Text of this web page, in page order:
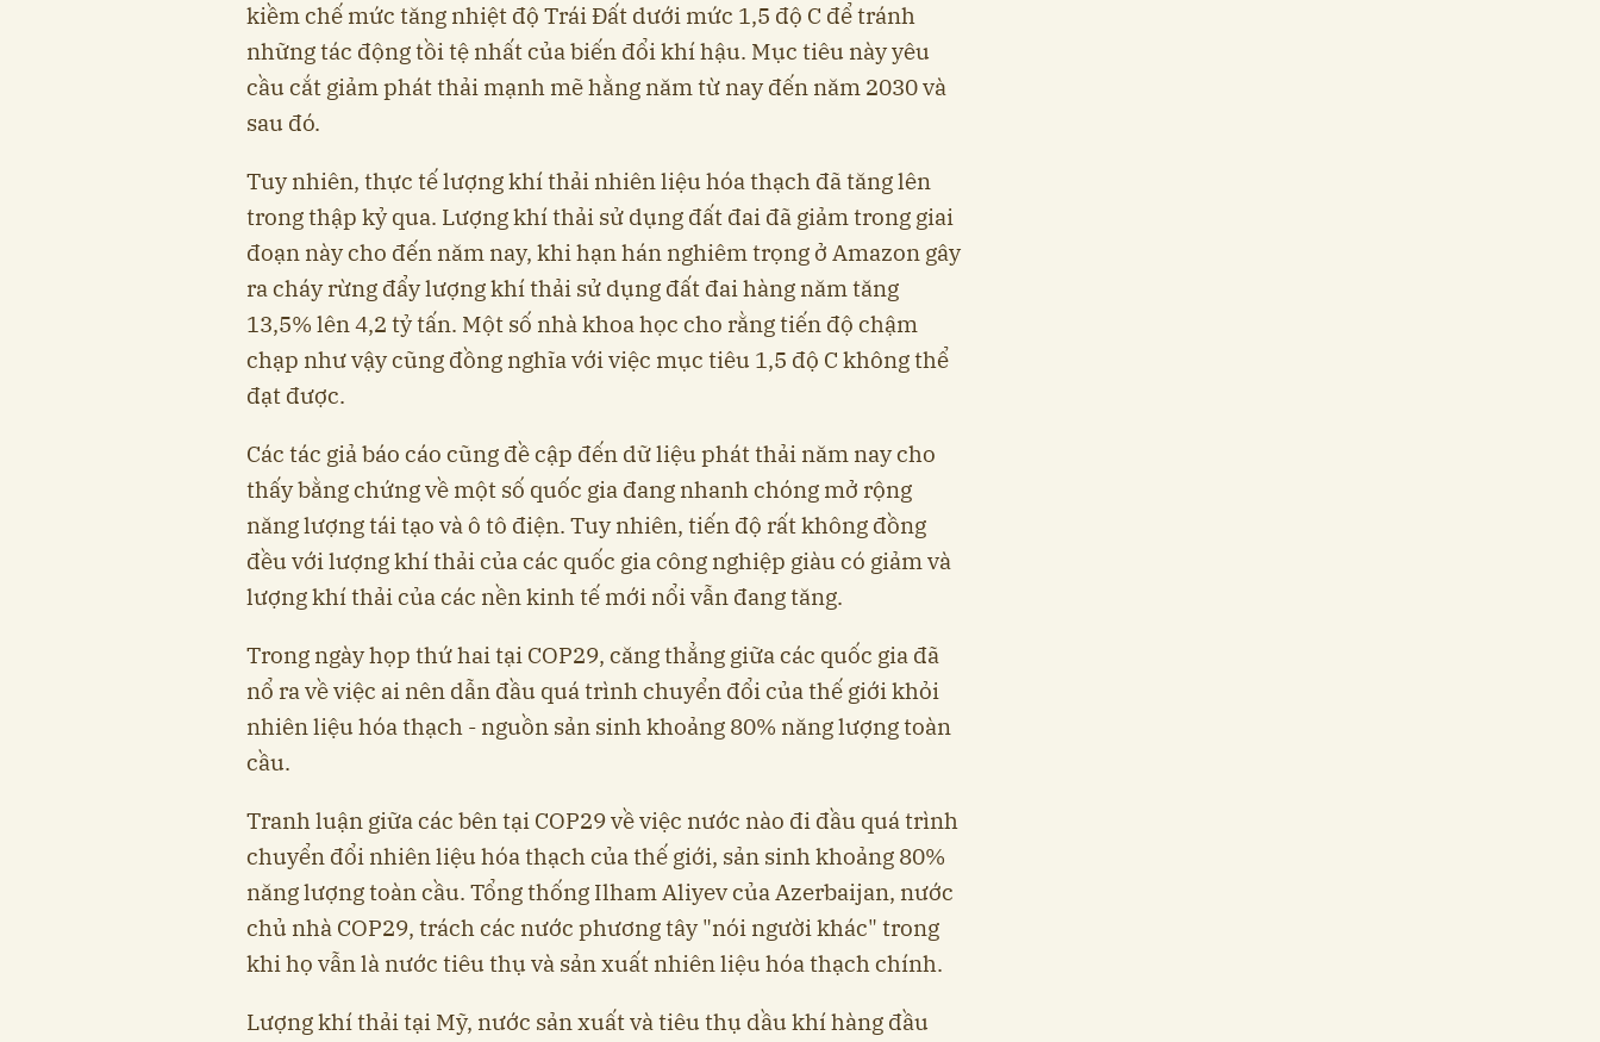
kiềm chế mức tăng nhiệt độ Trái Đất dưới mức 1,5 độ C để tránh
những tác động tồi tệ nhất của biến đổi khí hậu. Mục tiêu này yêu
cầu cắt giảm phát thải mạnh mẽ hằng năm từ nay đến năm 2030 và
sau đó.
Tuy nhiên, thực tế lượng khí thải nhiên liệu hóa thạch đã tăng lên
trong thập kỷ qua. Lượng khí thải sử dụng đất đai đã giảm trong giai
đoạn này cho đến năm nay, khi hạn hán nghiêm trọng ở Amazon gây
ra cháy rừng đẩy lượng khí thải sử dụng đất đai hàng năm tăng
13,5% lên 4,2 tỷ tấn. Một số nhà khoa học cho rằng tiến độ chậm
chạp như vậy cũng đồng nghĩa với việc mục tiêu 1,5 độ C không thể
đạt được.
Các tác giả báo cáo cũng đề cập đến dữ liệu phát thải năm nay cho
thấy bằng chứng về một số quốc gia đang nhanh chóng mở rộng
năng lượng tái tạo và ô tô điện. Tuy nhiên, tiến độ rất không đồng
đều với lượng khí thải của các quốc gia công nghiệp giàu có giảm và
lượng khí thải của các nền kinh tế mới nổi vẫn đang tăng.
Trong ngày họp thứ hai tại COP29, căng thẳng giữa các quốc gia đã
nổ ra về việc ai nên dẫn đầu quá trình chuyển đổi của thế giới khỏi
nhiên liệu hóa thạch - nguồn sản sinh khoảng 80% năng lượng toàn
cầu.
Tranh luận giữa các bên tại COP29 về việc nước nào đi đầu quá trình
chuyển đổi nhiên liệu hóa thạch của thế giới, sản sinh khoảng 80%
năng lượng toàn cầu. Tổng thống Ilham Aliyev của Azerbaijan, nước
chủ nhà COP29, trách các nước phương tây "nói người khác" trong
khi họ vẫn là nước tiêu thụ và sản xuất nhiên liệu hóa thạch chính.
Lượng khí thải tại Mỹ, nước sản xuất và tiêu thụ dầu khí hàng đầu